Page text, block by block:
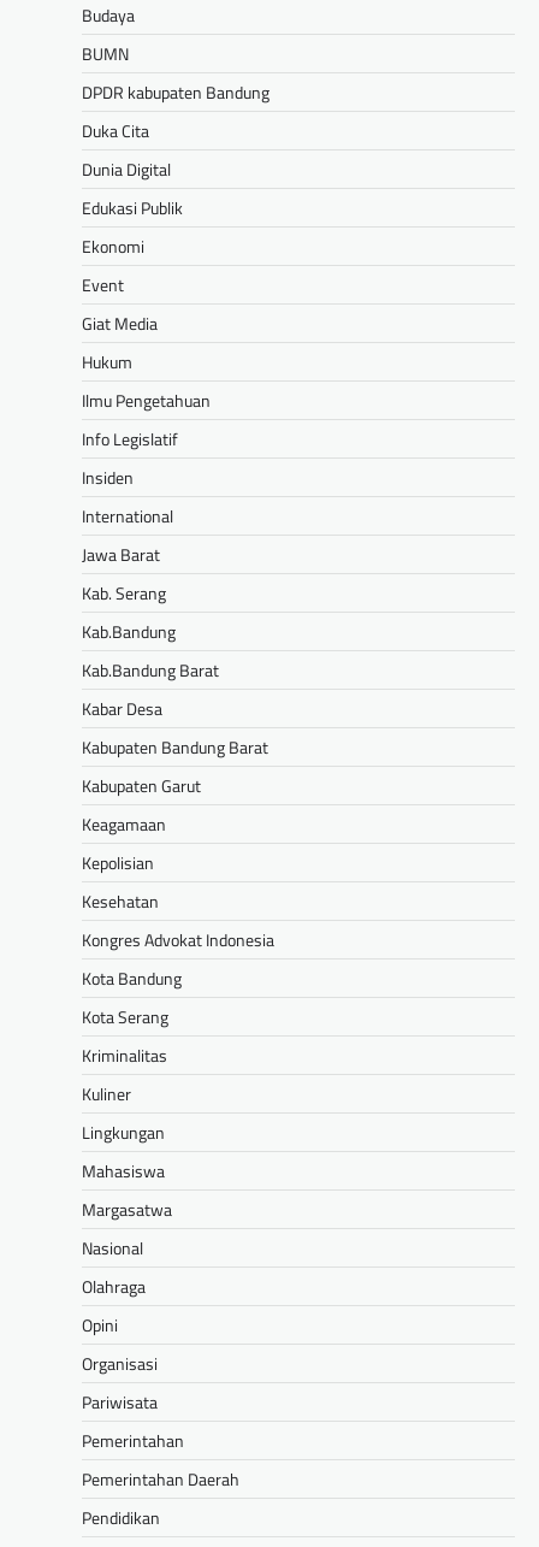
Budaya
BUMN
DPDR kabupaten Bandung
Duka Cita
Dunia Digital
Edukasi Publik
Ekonomi
Event
Giat Media
Hukum
Ilmu Pengetahuan
Info Legislatif
Insiden
International
Jawa Barat
Kab. Serang
Kab.Bandung
Kab.Bandung Barat
Kabar Desa
Kabupaten Bandung Barat
Kabupaten Garut
Keagamaan
Kepolisian
Kesehatan
Kongres Advokat Indonesia
Kota Bandung
Kota Serang
Kriminalitas
Kuliner
Lingkungan
Mahasiswa
Margasatwa
Nasional
Olahraga
Opini
Organisasi
Pariwisata
Pemerintahan
Pemerintahan Daerah
Pendidikan